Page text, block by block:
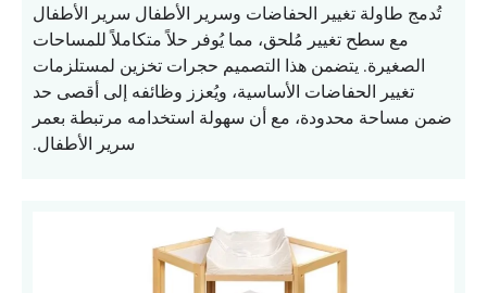
تُدمج طاولة تغيير الحفاضات وسرير الأطفال سرير الأطفال
مع سطح تغيير مُلحق، مما يُوفر حلاً متكاملاً للمساحات
الصغيرة. يتضمن هذا التصميم حجرات تخزين لمستلزمات
تغيير الحفاضات الأساسية، ويُعزز وظائفه إلى أقصى حد
ضمن مساحة محدودة، مع أن سهولة استخدامه مرتبطة بعمر
سرير الأطفال.